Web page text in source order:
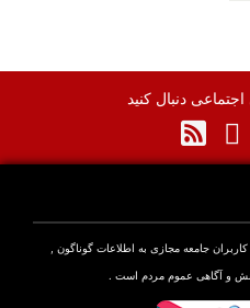
دنبال کنید
جامعه مجازی به اطلاعات گوناگون ,
و آگاهی عموم مردم است .